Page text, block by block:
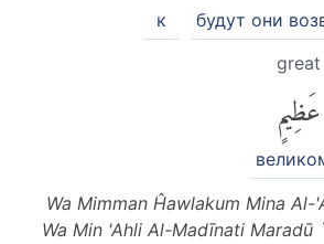
будут они
к
great
عَظِيمٍ
Wa Mimman Ĥawlakum Mina
Wa Min 'Ahli Al-Madīnati Maradū